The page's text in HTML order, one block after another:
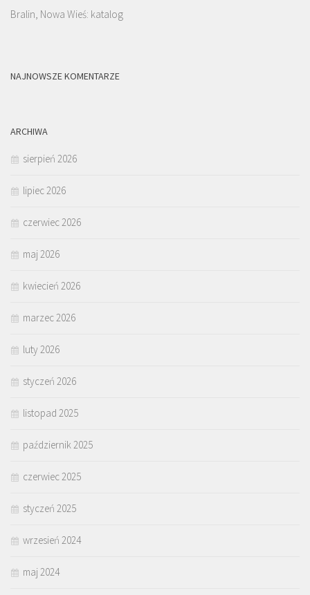
Bralin, Nowa Wieś: katalog
NAJNOWSZE KOMENTARZE
ARCHIWA
sierpień 2026
lipiec 2026
czerwiec 2026
maj 2026
kwiecień 2026
marzec 2026
luty 2026
styczeń 2026
listopad 2025
październik 2025
czerwiec 2025
styczeń 2025
wrzesień 2024
maj 2024